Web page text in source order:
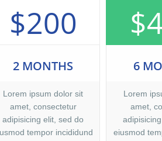
$200
2 MONTHS
Lorem ipsum dolor sit
amet, consectetur
adipisicing elit, sed do
tempor incididund
6
Lorem
amet,
eiusmod